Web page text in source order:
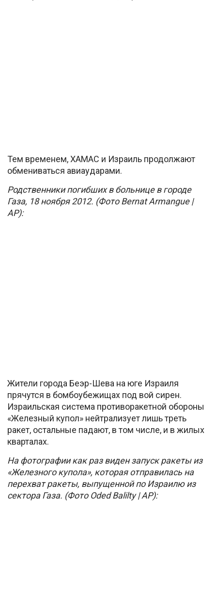
Тем временем, ХАМАС и Израиль продолжают
обмениваться авиаударами.
Родственники погибших в больнице в городе
Газа, 18 ноября 2012. (Фото Bernat Armangue |
AP):
Жители города Беэр-Шева на юге Израиля
прячутся в бомбоубежищах под вой сирен.
Израильская система противоракетной обороны
«Железный купол» нейтрализует лишь треть
ракет, остальные падают, в том числе, и в жилых
кварталах.
На фотографии как раз виден запуск ракеты из
«Железного купола», которая отправилась на
перехват ракеты, выпущенной по Израилю из
сектора Газа. (Фото Oded Balilty | AP):